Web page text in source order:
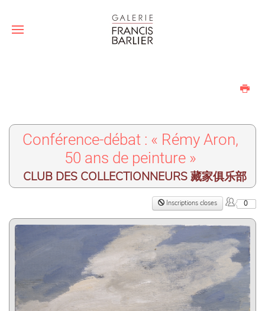
Conférence-débat : « Rémy Aron,
50 ans de peinture »
CLUB DES COLLECTIONNEURS 藏家俱乐部
Inscriptions closes 0